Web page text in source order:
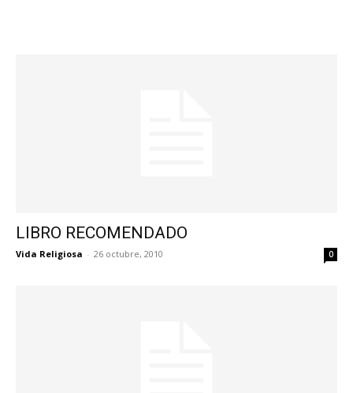
LIBRO RECOMENDADO
Vida Religiosa - 26 octubre, 2010 0